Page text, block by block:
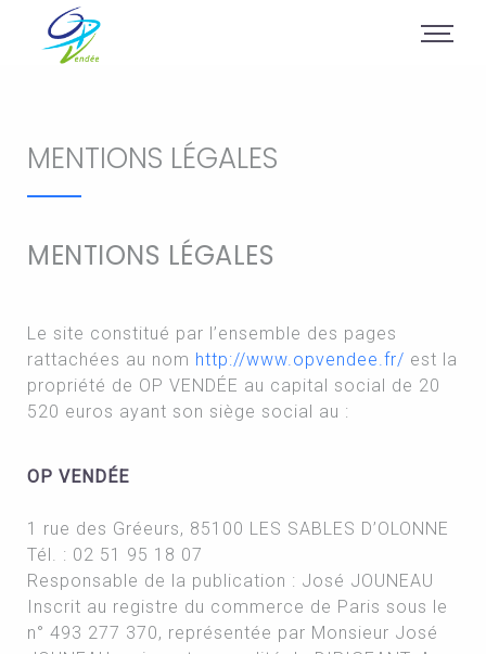
MENTIONS LÉGALES
MENTIONS LÉGALES
Le site constitué par l’ensemble des pages
rattachées au nom http://www.opvendee.fr/ est la
propriété de OP VENDÉE au capital social de 20
520 euros ayant son siège social au :
OP VENDÉE
1 rue des Gréeurs, 85100 LES SABLES D’OLONNE
Tél. : 02 51 95 18 07
Responsable de la publication : José JOUNEAU
Inscrit au registre du commerce de Paris sous le
n° 493 277 370, représentée par Monsieur José